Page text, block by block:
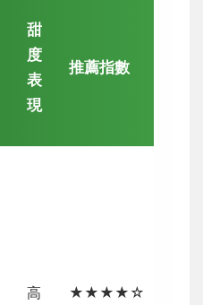
甜
度
表
現
推薦指數
高 ★★★★☆